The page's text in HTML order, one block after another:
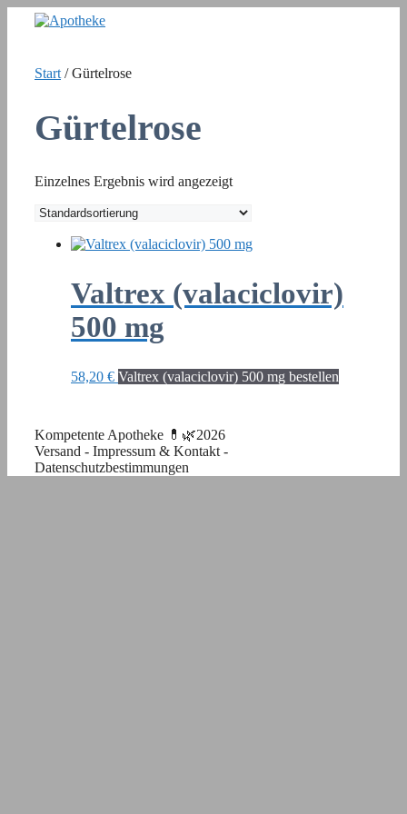
Inhalt
Start / Gürtelrose
Gürtelrose
Einzelnes Ergebnis wird angezeigt
Valtrex (valaciclovir)
500 mg
58,20 € Valtrex (valaciclovir) 500 mg bestellen
Kompetente Apotheke 💊🌿2026
Versand - Impressum & Kontakt -
Datenschutzbestimmungen